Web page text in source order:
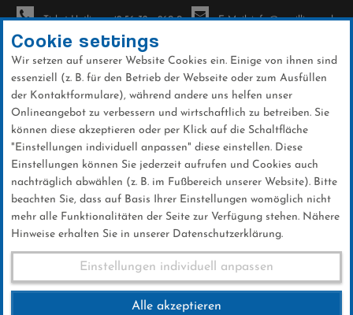
Direkt
zum
Inhalt
Ticket-Hotline: +49 56 32 - 960-0 E-Mail: info@sc-willingen.de
News
Lasse Kollmann vierter beim
Schülercup am Arber
Cookie settings
Wir setzen auf unserer Website Cookies ein. Einige von ihnen sind
essenziell (z. B. für den Betrieb der Webseite oder zum Ausfüllen
der Kontaktformulare), während andere uns helfen unser
Onlineangebot zu verbessern und wirtschaftlich zu betreiben. Sie
können diese akzeptieren oder per Klick auf die Schaltfläche
"Einstellungen individuell anpassen" diese einstellen. Diese
Einstellungen können Sie jederzeit aufrufen und Cookies auch
nachträglich abwählen (z. B. im Fußbereich unserer Website). Bitte
beachten Sie, dass auf Basis Ihrer Einstellungen womöglich nicht
mehr alle Funktionalitäten der Seite zur Verfügung stehen. Nähere
Hinweise erhalten Sie in unserer Datenschutzerklärung.
Einstellungen individuell anpassen
Alle akzeptieren